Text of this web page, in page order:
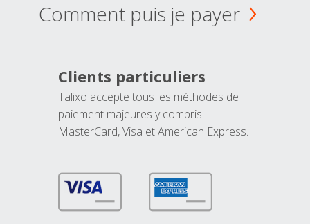
Comment puis je payer
Clients particuliers
Talixo accepte tous les méthodes de
paiement majeures y compris
MasterCard, Visa et American Express.